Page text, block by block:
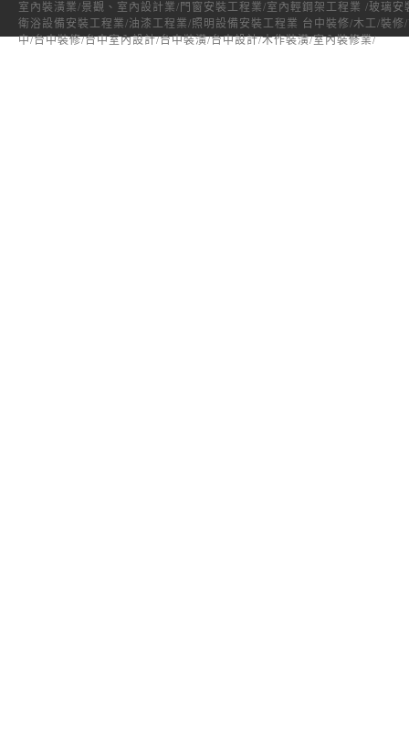
室內裝潢業/景觀、室內設計業/門窗安裝工程業/室內輕鋼架工程業 /玻璃安
衛浴設備安裝工程業/油漆工程業/照明設備安裝工程業 台中裝修/木工/裝修
中/台中裝修/台中室內設計/台中裝潢/台中設計/木作裝潢/室內裝修業/